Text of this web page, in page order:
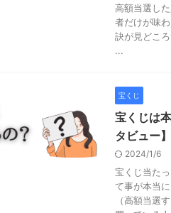
高額当選し
者だけが味
訣が見どこ
...
宝くじ
宝くじは
タビュー】
2024/1/6
宝くじ当た
て事が本当
（高額当選